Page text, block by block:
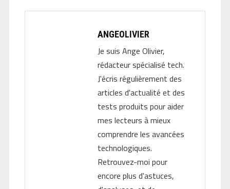
ANGEOLIVIER
Je suis Ange Olivier,
rédacteur spécialisé tech.
J'écris régulièrement des
articles d'actualité et des
tests produits pour aider
mes lecteurs à mieux
comprendre les avancées
technologiques.
Retrouvez-moi pour
encore plus d'astuces,